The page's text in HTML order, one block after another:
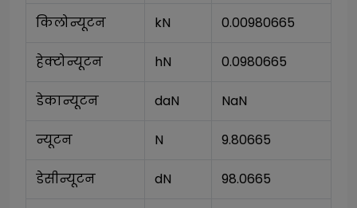
किलोन्यूटन kN 0.00980665
हेक्टोन्यूटन hN 0.0980665
डेकान्यूटन daN NaN
न्यूटन N 9.80665
डेसीन्यूटन dN 98.0665